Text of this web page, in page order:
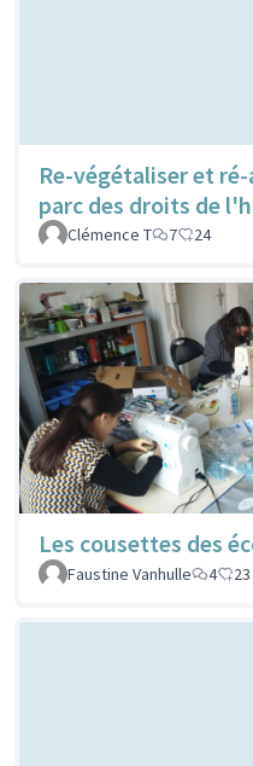
Re-végétaliser et
parc des droits de
Clémence T
7 24
Les cousettes des
Faustine Vanhulle
4 23